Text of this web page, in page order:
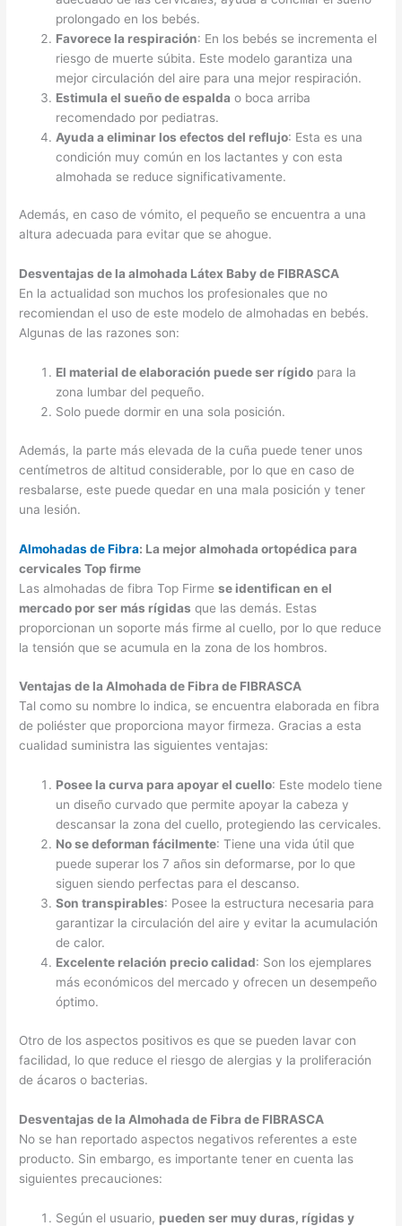
prolongado en los bebés.
Favorece la respiración: En los bebés se incrementa el
riesgo de muerte súbita. Este modelo garantiza una
mejor circulación del aire para una mejor respiración.
Estimula el sueño de espalda o boca arriba
recomendado por pediatras.
Ayuda a eliminar los efectos del reflujo: Esta es una
condición muy común en los lactantes y con esta
almohada se reduce significativamente.
Además, en caso de vómito, el pequeño se encuentra a una
altura adecuada para evitar que se ahogue.
Desventajas de la almohada Látex Baby de FIBRASCA
En la actualidad son muchos los profesionales que no
recomiendan el uso de este modelo de almohadas en bebés.
Algunas de las razones son:
El material de elaboración puede ser rígido para la
zona lumbar del pequeño.
Solo puede dormir en una sola posición.
Además, la parte más elevada de la cuña puede tener unos
centímetros de altitud considerable, por lo que en caso de
resbalarse, este puede quedar en una mala posición y tener
una lesión.
Almohadas de Fibra: La mejor almohada ortopédica para
cervicales Top firme
Las almohadas de fibra Top Firmese identifican en el
mercado por ser más rígidas que las demás. Estas
proporcionan un soporte más firme al cuello, por lo que reduce
la tensión que se acumula en la zona de los hombros.
Ventajas de la Almohada de Fibra de FIBRASCA
Tal como su nombre lo indica, se encuentra elaborada en fibra
de poliéster que proporciona mayor firmeza. Gracias a esta
cualidad suministra las siguientes ventajas:
Posee la curva para apoyar el cuello: Este modelo tiene
un diseño curvado que permite apoyar la cabeza y
descansar la zona del cuello, protegiendo las cervicales.
No se deforman fácilmente: Tiene una vida útil que
puede superar los 7 años sin deformarse, por lo que
siguen siendo perfectas para el descanso.
Son transpirables: Posee la estructura necesaria para
garantizar la circulación del aire y evitar la acumulación
de calor.
Excelente relación precio calidad: Son los ejemplares
más económicos del mercado y ofrecen un desempeño
óptimo.
Otro de los aspectos positivos es que se pueden lavar con
facilidad, lo que reduce el riesgo de alergias y la proliferación
de ácaros o bacterias.
Desventajas de la Almohada de Fibra de FIBRASCA
No se han reportado aspectos negativos referentes a este
producto. Sin embargo, es importante tener en cuenta las
siguientes precauciones:
Según el usuario, pueden ser muy duras, rígidas y